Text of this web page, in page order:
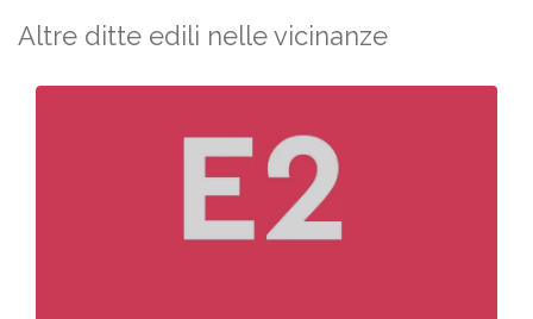
Altre ditte edili nelle vicinanze